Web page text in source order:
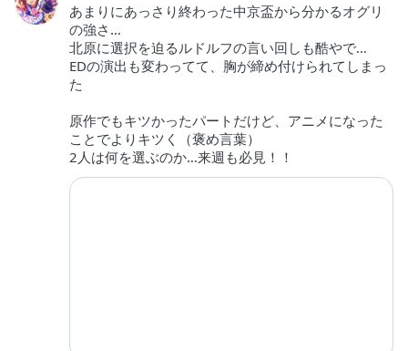
あまりにあっさり終わった中京盃から分かるオグリ
の強さ…
北原に選択を迫るルドルフの言い回しも酷やで…
EDの演出も変わってて、胸が締め付けられてしまっ
た
原作でもキツかったパートだけど、アニメになった
ことでよりキツく（褒め言葉）
2人は何を選ぶのか…来週も必見！！